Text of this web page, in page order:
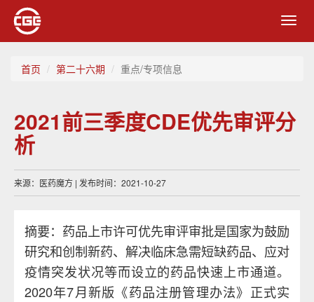
首页 第二十六期 重点/专项信息
2021前三季度CDE优先审评分
析
来源：医药魔方 | 发布时间：2021-10-27
摘要：药品上市许可优先审评审批是国家为鼓励
研究和创制新药、解决临床急需短缺药品、应对
疫情突发状况等而设立的药品快速上市通道。
2020年7月新版《药品注册管理办法》正式实